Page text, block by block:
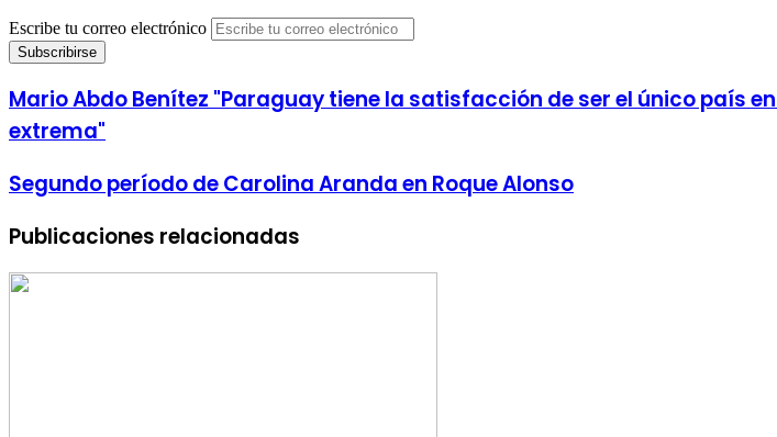
Escribe tu correo electrónico
Mario Abdo Benítez "Paraguay tiene la satisfacción de ser el único país
extrema"
Segundo período de Carolina Aranda en Roque Alonso
Publicaciones relacionadas